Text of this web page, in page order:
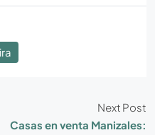
Next Post
Casas en venta Manizales: